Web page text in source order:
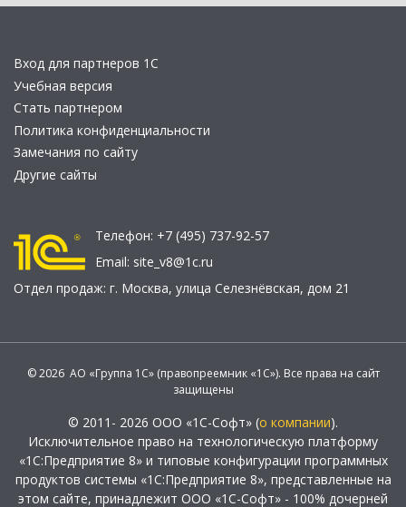
Вход для партнеров 1С
Учебная версия
Стать партнером
Политика конфиденциальности
Замечания по сайту
Другие сайты
Телефон: +7 (495) 737-92-57
Email: site_v8@1c.ru
Отдел продаж: г. Москва, улица Селезнёвская, дом 21
© 2026 АО «Группа 1С» (правопреемник «1С»). Все права на сайт
защищены
© 2011- 2026 ООО «1С-Софт» (о компании).
Исключительное право на технологическую платформу
«1С:Предприятие 8» и типовые конфигурации программных
продуктов системы «1С:Предприятие 8», представленные на
этом сайте, принадлежит ООО «1С-Софт» - 100% дочерней